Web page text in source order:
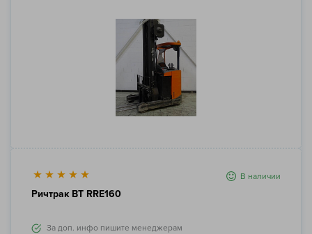
В наличии
Ричтрак BT RRE160
За доп. инфо пишите менеджерам